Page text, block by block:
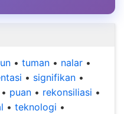
• tuman • nalar •
• signifikan •
• puan • rekonsiliasi •
• teknologi •